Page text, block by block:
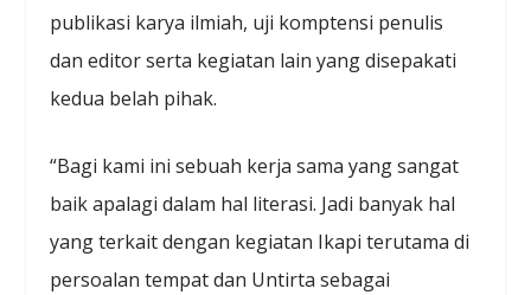
publikasi karya ilmiah, uji komptensi penulis
dan editor serta kegiatan lain yang disepakati
kedua belah pihak.
“Bagi kami ini sebuah kerja sama yang sangat
baik apalagi dalam hal literasi. Jadi banyak hal
yang terkait dengan kegiatan Ikapi terutama di
persoalan tempat dan Untirta sebagai